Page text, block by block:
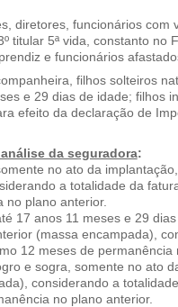
diretores, funcionários com
titular 5ª vida, constanto no
e funcionários
filhos solteiros
e 29 dias de idade; filhos
efeito da declaração de
da seguradora:
no ato da
a totalidade da
no plano anterior.
17 anos 11 meses e 29
(massa encampada),
12 meses de permanência
e sogra, somente no ato
considerando a
no plano anterior.